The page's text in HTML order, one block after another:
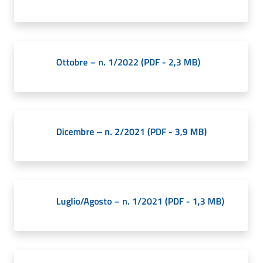
o
o
n
Ottobre – n. 1/2022 (PDF - 2,3 MB)
Dicembre – n. 2/2021 (PDF - 3,9 MB)
Luglio/Agosto – n. 1/2021 (PDF - 1,3 MB)